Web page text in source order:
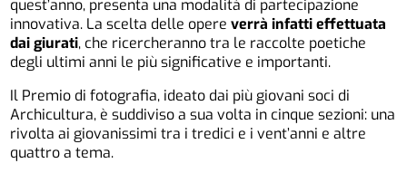
quest’anno, presenta una modalità di partecipazione
innovativa. La scelta delle opere verrà infatti effettuata
dai giurati, che ricercheranno tra le raccolte poetiche
degli ultimi anni le più significative e importanti.
Il Premio di fotografia, ideato dai più giovani soci di
Archicultura, è suddiviso a sua volta in cinque sezioni: una
rivolta ai giovanissimi tra i tredici e i vent’anni e altre
quattro a tema.